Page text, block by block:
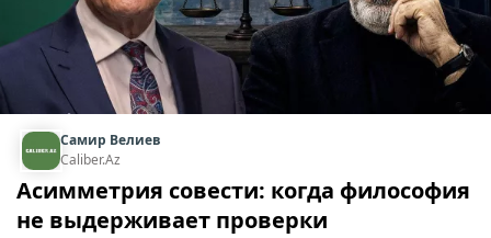
Самир Велиев
Caliber.Az
Асимметрия совести: когда философия
не выдерживает проверки